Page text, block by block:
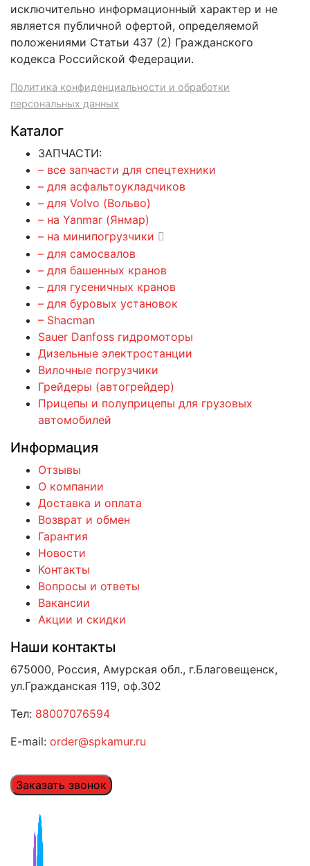
исключительно информационный характер и не
является публичной офертой, определяемой
положениями Статьи 437 (2) Гражданского
кодекса Российской Федерации.
Политика конфиденциальности и обработки
персональных данных
Каталог
ЗАПЧАСТИ:
– все запчасти для спецтехники
– для асфальтоукладчиков
– для Volvo (Вольво)
– на Yanmar (Янмар)
– на минипогрузчики
– для самосвалов
– для башенных кранов
– для гусеничных кранов
– для буровых установок
– Shacman
Sauer Danfoss гидромоторы
Дизельные электростанции
Вилочные погрузчики
Грейдеры (автогрейдер)
Прицепы и полуприцепы для грузовых
автомобилей
Информация
Отзывы
О компании
Доставка и оплата
Возврат и обмен
Гарантия
Новости
Контакты
Вопросы и ответы
Вакансии
Акции и скидки
Наши контакты
675000, Россия, Амурская обл., г.Благовещенск,
ул.Гражданская 119, оф.302
Тел: 88007076594
E-mail: order@spkamur.ru
Заказать звонок